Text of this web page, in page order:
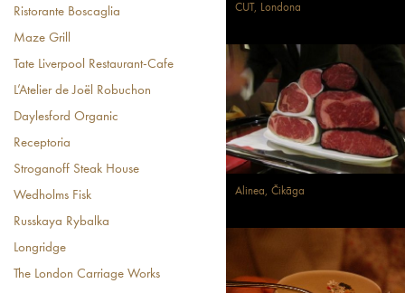
Ristorante Boscaglia
Maze Grill
Tate Liverpool Restaurant-Cafe
L’Atelier de Joël Robuchon
Daylesford Organic
Receptoria
Stroganoff Steak House
Wedholms Fisk
Russkaya Rybalka
Longridge
The London Carriage Works
CUT, Londona
Alinea, Čikāga